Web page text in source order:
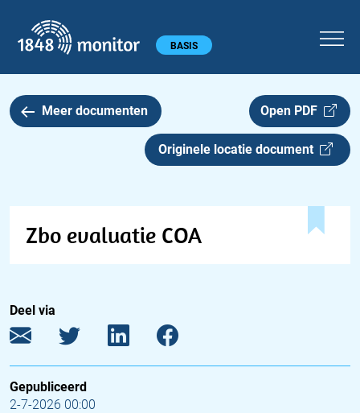
Hoofdmenu BASIS
Meer documenten Open PDF
Originele locatie document
Zbo evaluatie COA
Deel via
Gepubliceerd
2-7-2026 00:00